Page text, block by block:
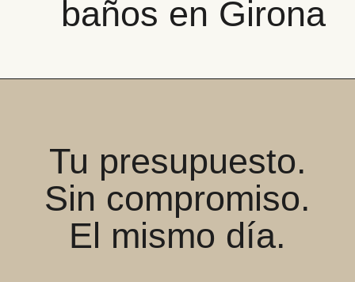
baños en Girona
Tu presupuesto.
Sin compromiso.
El mismo día.